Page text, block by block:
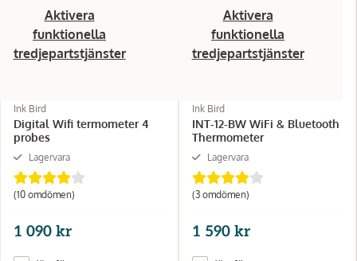
Aktivera
funktionella
tredjepartstjänster
Ink Bird
Digital Wifi termometer 4
probes
Lagervara
(10 omdömen)
1 090 kr
Aktivera
funktionella
tredjepartstjänster
Ink Bird
INT-12-BW WiFi & Bluetooth
Thermometer
Lagervara
(3 omdömen)
1 590 kr